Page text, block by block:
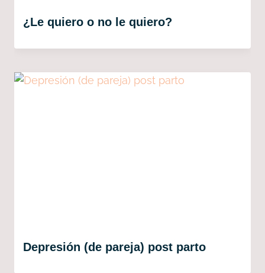
¿Le quiero o no le quiero?
Depresión (de pareja) post parto